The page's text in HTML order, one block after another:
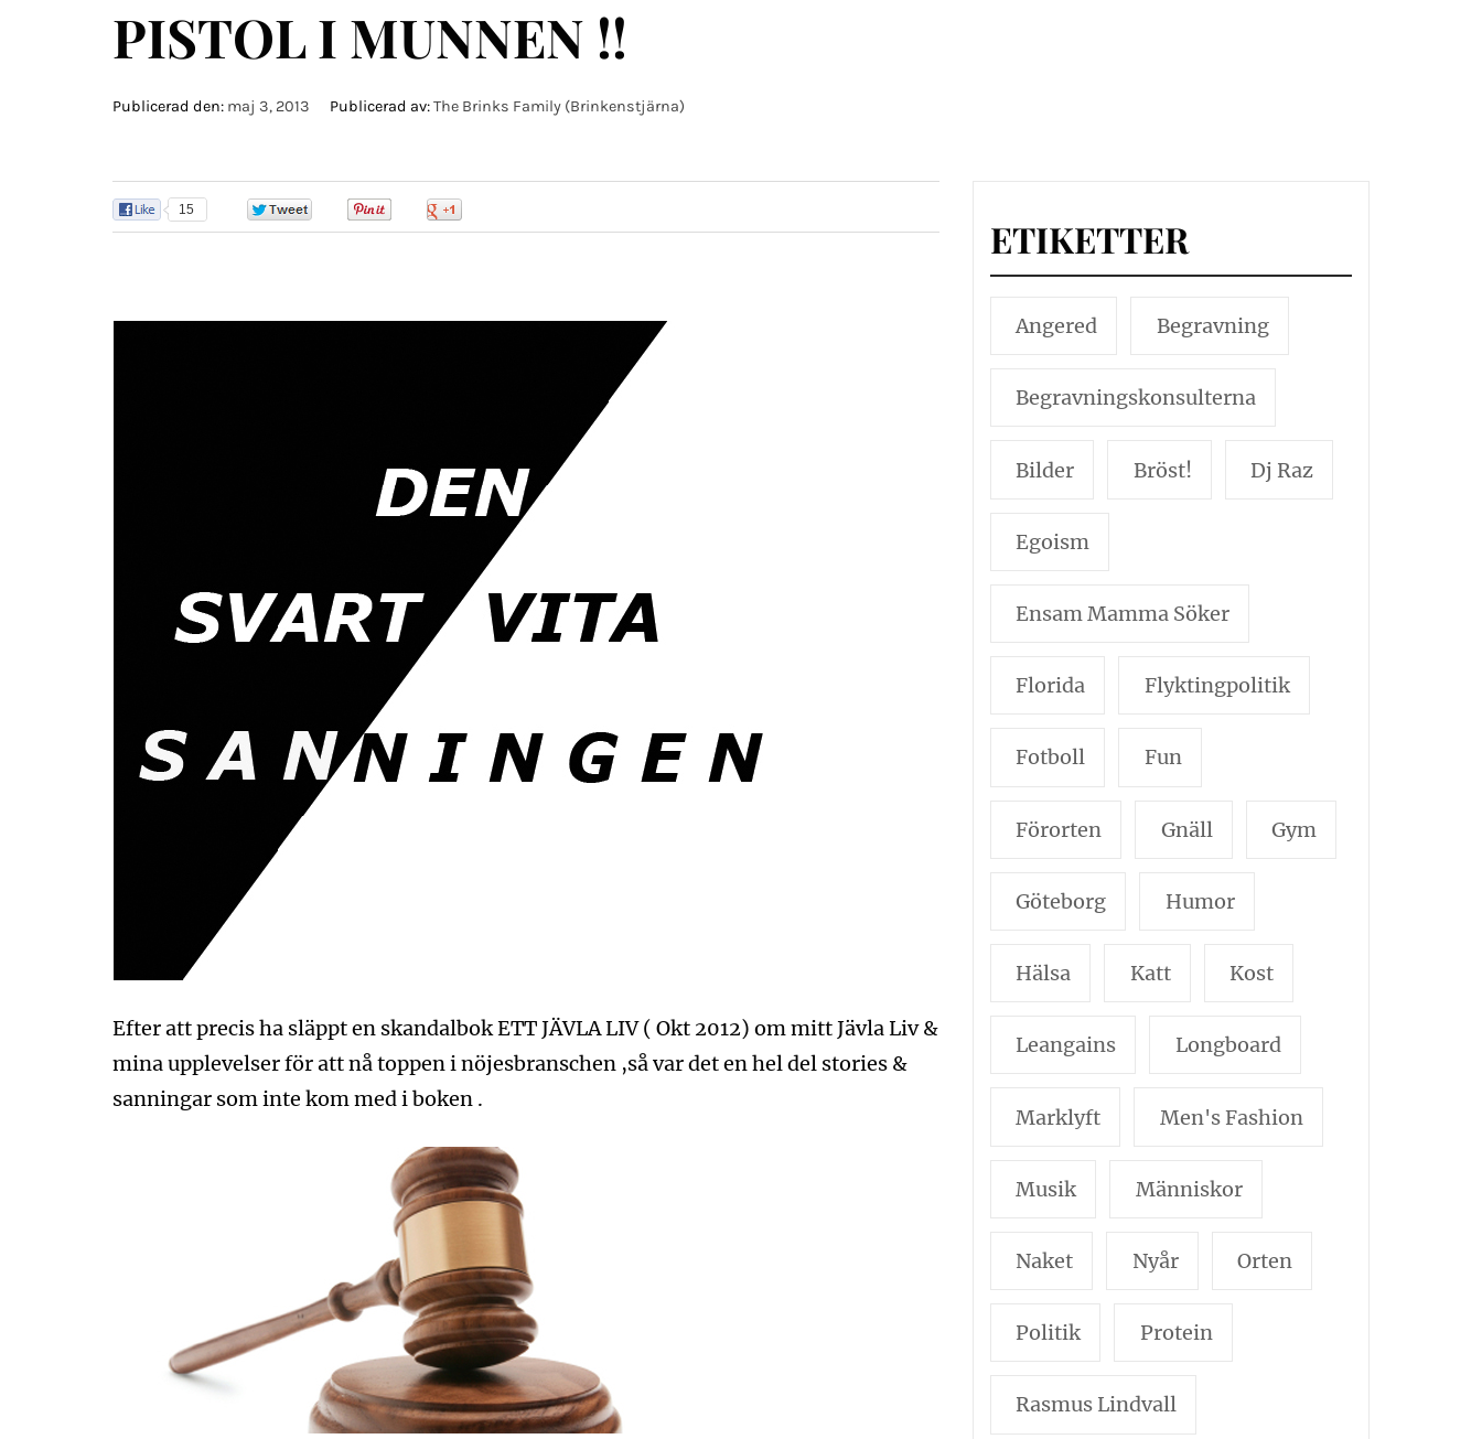
PISTOL I MUNNEN !!
Publicerad den: maj 3, 2013 Publicerad av:The Brinks Family (Brinkenstjärna)
15
Efter att precis ha släppt en skandalbok ETT JÄVLA LIV ( Okt 2012) om mitt Jävla Liv &
mina upplevelser för att nå toppen i nöjesbranschen ,så var det en hel del stories &
sanningar som inte kom med i boken .
ETIKETTER
Angered Begravning
Begravningskonsulterna
Bilder Bröst! Dj Raz
Egoism
Ensam Mamma Söker
Florida Flyktingpolitik
Fotboll Fun
Förorten Gnäll Gym
Göteborg Humor
Hälsa Katt Kost
Leangains Longboard
Marklyft Men's Fashion
Musik Människor
Naket Nyår Orten
Politik Protein
Rasmus Lindvall